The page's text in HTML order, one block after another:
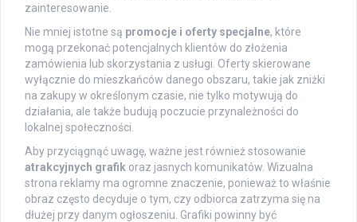
zainteresowanie.
Nie mniej istotne są promocje i oferty specjalne, które
mogą przekonać potencjalnych klientów do złożenia
zamówienia lub skorzystania z usługi. Oferty skierowane
wyłącznie do mieszkańców danego obszaru, takie jak zniżki
na zakupy w określonym czasie, nie tylko motywują do
działania, ale także budują poczucie przynależności do
lokalnej społeczności.
Aby przyciągnąć uwagę, ważne jest również stosowanie
atrakcyjnych grafik oraz jasnych komunikatów. Wizualna
strona reklamy ma ogromne znaczenie, ponieważ to właśnie
obraz często decyduje o tym, czy odbiorca zatrzyma się na
dłużej przy danym ogłoszeniu. Grafiki powinny być